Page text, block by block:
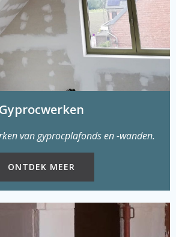
Gyprocwerken
van gyprocplafonds en -wanden.
ONTDEK MEER